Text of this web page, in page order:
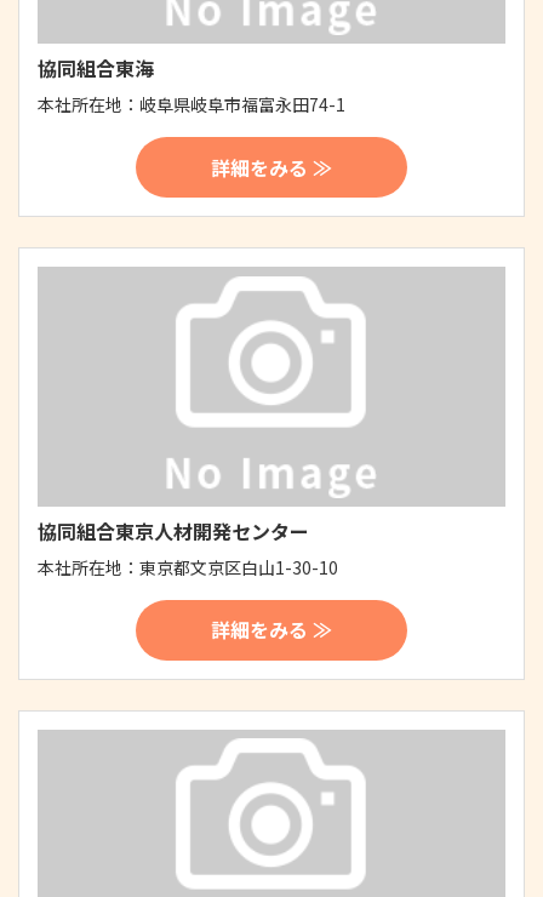
協同組合東海
本社所在地： 岐阜県岐阜市福富永田74-1
詳細をみる ≫
協同組合東京人材開発センター
本社所在地： 東京都文京区白山1-30-10
詳細をみる ≫